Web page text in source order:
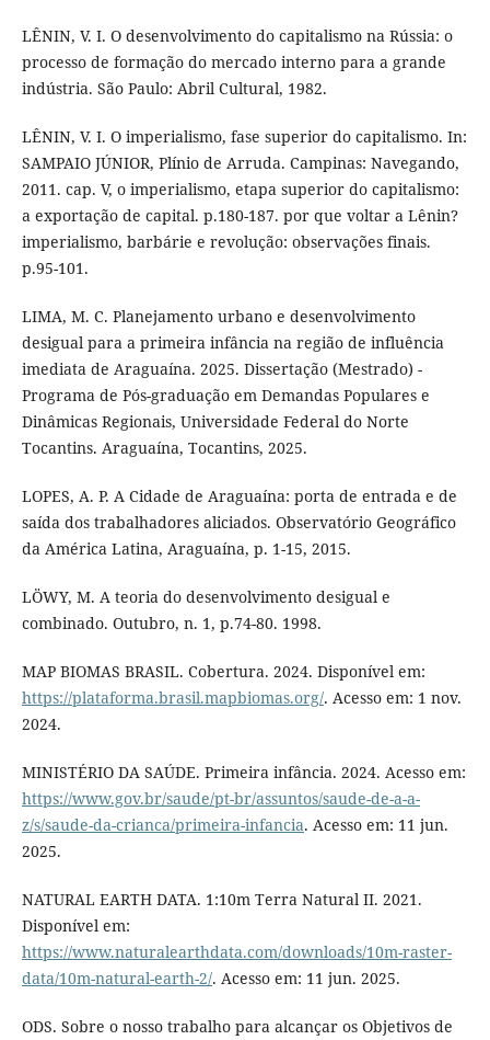
LÊNIN, V. I. O desenvolvimento do capitalismo na Rússia: o
processo de formação do mercado interno para a grande
indústria. São Paulo: Abril Cultural, 1982.
LÊNIN, V. I. O imperialismo, fase superior do capitalismo. In:
SAMPAIO JÚNIOR, Plínio de Arruda. Campinas: Navegando,
2011. cap. V, o imperialismo, etapa superior do capitalismo:
a exportação de capital. p.180-187. por que voltar a Lênin?
imperialismo, barbárie e revolução: observações finais.
p.95-101.
LIMA, M. C. Planejamento urbano e desenvolvimento
desigual para a primeira infância na região de influência
imediata de Araguaína. 2025. Dissertação (Mestrado) -
Programa de Pós-graduação em Demandas Populares e
Dinâmicas Regionais, Universidade Federal do Norte
Tocantins. Araguaína, Tocantins, 2025.
LOPES, A. P. A Cidade de Araguaína: porta de entrada e de
saída dos trabalhadores aliciados. Observatório Geográfico
da América Latina, Araguaína, p. 1-15, 2015.
LÖWY, M. A teoria do desenvolvimento desigual e
combinado. Outubro, n. 1, p.74-80. 1998.
MAP BIOMAS BRASIL. Cobertura. 2024. Disponível em:
https://plataforma.brasil.mapbiomas.org/. Acesso em: 1 nov.
2024.
MINISTÉRIO DA SAÚDE. Primeira infância. 2024. Acesso em:
https://www.gov.br/saude/pt-br/assuntos/saude-de-a-a-
z/s/saude-da-crianca/primeira-infancia. Acesso em: 11 jun.
2025.
NATURAL EARTH DATA. 1:10m Terra Natural II. 2021.
Disponível em:
https://www.naturalearthdata.com/downloads/10m-raster-
data/10m-natural-earth-2/. Acesso em: 11 jun. 2025.
ODS. Sobre o nosso trabalho para alcançar os Objetivos de